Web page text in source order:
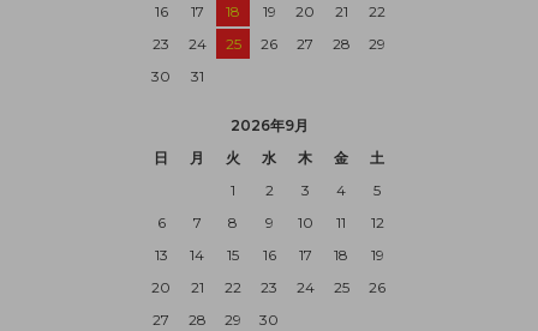
16
17 18 19 20 21
22
23
24 25 26 27 28
29
30
31
2026年9月
日
月 火 水 木 金
土
1
2 3 4
5
6
7 8 9 10 11
12
13
14 15 16 17 18
19
20
21 22 23 24 25
26
27
28 29 30